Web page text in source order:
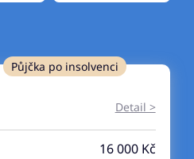
Půjčka po insolvenci
Detail >
16 000 Kč